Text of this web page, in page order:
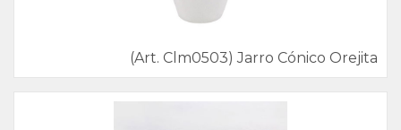
(Art. Clm0503) Jarro Cónico Orejita